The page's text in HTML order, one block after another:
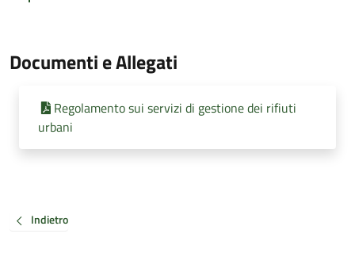
Documenti e Allegati
Regolamento sui servizi di gestione dei rifiuti
urbani
Indietro